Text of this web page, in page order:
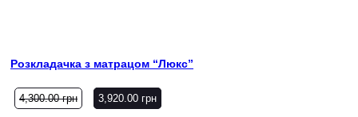
Розкладачка з матрацом “Люкс”
4,300.00грн 3,920.00 грн